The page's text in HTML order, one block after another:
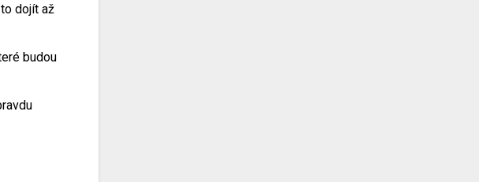
dojít až
budou